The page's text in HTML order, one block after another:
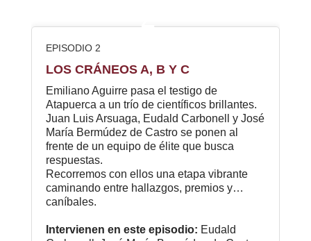
EPISODIO 2
LOS CRÁNEOS A, B Y C
Emiliano Aguirre pasa el testigo de
Atapuerca a un trío de científicos brillantes.
Juan Luis Arsuaga, Eudald Carbonell y José
María Bermúdez de Castro se ponen al
frente de un equipo de élite que busca
respuestas.
Recorremos con ellos una etapa vibrante
caminando entre hallazgos, premios y…
caníbales.
Intervienen en este episodio: Eudald